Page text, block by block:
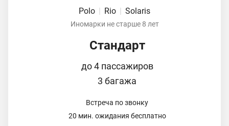
Polo | Rio | Solaris
Иномарки не старше 8 лет
Стандарт
до 4 пассажиров
3 багажа
Встреча по звонку
20 мин. ожидания бесплатно